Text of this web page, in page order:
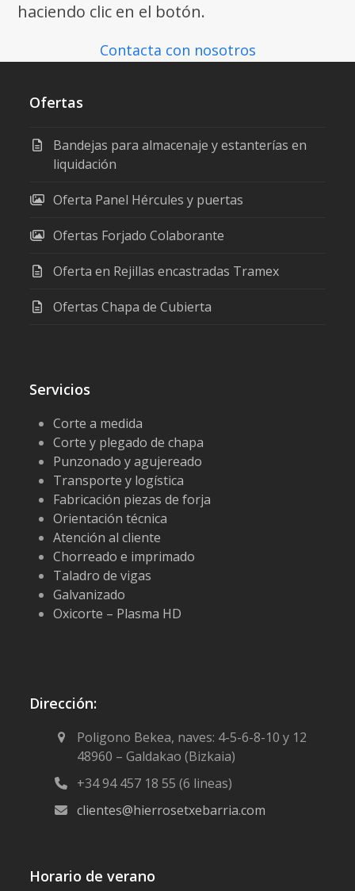
haciendo clic en el botón.
Contacta con nosotros
Ofertas
Bandejas para almacenaje y estanterías en
liquidación
Oferta Panel Hércules y puertas
Ofertas Forjado Colaborante
Oferta en Rejillas encastradas Tramex
Ofertas Chapa de Cubierta
Servicios
Corte a medida
Corte y plegado de chapa
Punzonado y agujereado
Transporte y logística
Fabricación piezas de forja
Orientación técnica
Atención al cliente
Chorreado e imprimado
Taladro de vigas
Galvanizado
Oxicorte – Plasma HD
Dirección:
Poligono Bekea, naves: 4-5-6-8-10 y 12
48960 – Galdakao (Bizkaia)
+34 94 457 18 55 (6 lineas)
clientes@hierrosetxebarria.com
Horario de verano